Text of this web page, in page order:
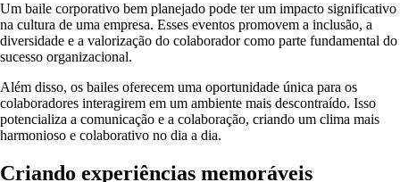
Um baile corporativo bem planejado pode ter um impacto significativo
na cultura de uma empresa. Esses eventos promovem a inclusão, a
diversidade e a valorização do colaborador como parte fundamental do
sucesso organizacional.
Além disso, os bailes oferecem uma oportunidade única para os
colaboradores interagirem em um ambiente mais descontraído. Isso
potencializa a comunicação e a colaboração, criando um clima mais
harmonioso e colaborativo no dia a dia.
Criando experiências memoráveis